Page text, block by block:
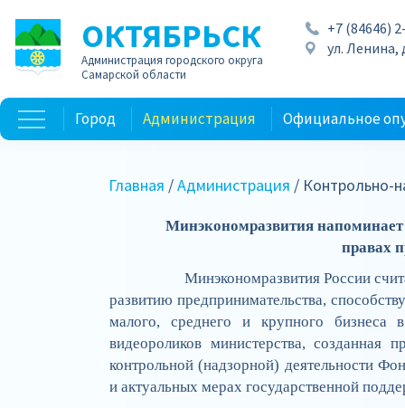
ОКТЯБРЬСК
Администрация городского округа
Самарской области
+7 (84646)
ул. Ленина,
Город Администрация Официальное
Главная /Администрация / Контрольно-
Минэкономразвития
правах
Минэкономразвития России
развитию предпринимательства,
малого, среднего и крупного бизнеса
видеороликов министерства, созданная
контрольной (надзорной) деятельности
и актуальных мерах государственной